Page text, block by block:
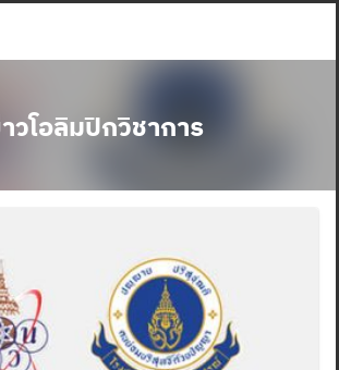
วโอลิมปิกวิชาการ